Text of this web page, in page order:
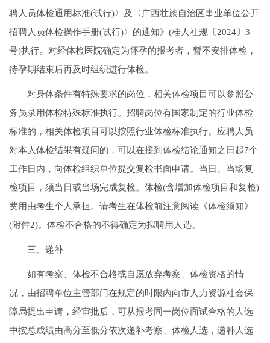
聘人员体检通用标准(试行)〉及〈广西壮族自治区事业单位公开
招聘人员体检操作手册(试行)〉的通知》(桂人社规〔2024〕3
号)执行。对经体检医院确定为怀孕的报考者，暂不安排体检，
待孕期结束后再及时组织进行体检。
对身体条件有特殊要求的岗位，相关体检项目可以参照公
务员录用体检特殊标准执行。招聘岗位有国家制定的行业体检
标准的，相关体检项目可以按照行业体检标准执行。应聘人员
对本人体检结果有疑问的，可以在接到体检结论通知之日起7个
工作日内，向体检组织单位提交复检书面申请。当日、当场复
检项目，须当日或当场完成复检。体检(含增加体检项目和复检)
费用由考生个人承担。请考生在体检前注意阅读《体检须知》
(附件2)。体检不合格的不得确定为拟聘用人选。
三、递补
如有考察、体检不合格或自愿放弃考察、体检资格的情
况，由招聘单位主管部门在规定的时限内向市人力资源社会保
障局提出申请，经审批后，可从报考同一岗位面试合格的人选
中按总成绩由高分至低分依次递补考察、体检人选，递补人选